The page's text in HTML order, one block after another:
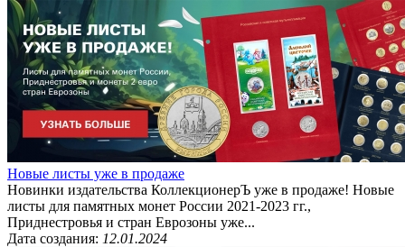
Новые листы уже в продаже
Новинки издательства КоллекционерЪ уже в продаже! Новые
листы для памятных монет России 2021-2023 гг.,
Приднестровья и стран Еврозоны уже...
Дата создания: 12.01.2024